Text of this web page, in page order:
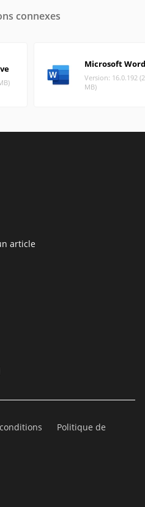
connexes
Microsoft Word
Version: 16.0.192
MB)
article
Politique de